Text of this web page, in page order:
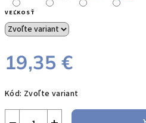
VEĽKOSŤ
19,35 €
cena:
Kód: Zvoľte variant